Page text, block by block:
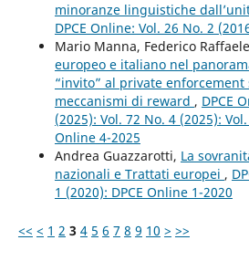
minoranze linguistiche
DPCE Online: Vol. 26 No. 2
Mario Manna, Federico
europeo e italiano nel
“invito” al private enforcement
meccanismi di reward , DPCE
(2025): Vol. 72 No. 4 (2025):
Online 4-2025
Andrea Guazzarotti, La
nazionali e Trattati europei ,
1 (2020): DPCE Online 1-2020
<< < 1 2 3 4 5 6 7 8 9 10 > >>